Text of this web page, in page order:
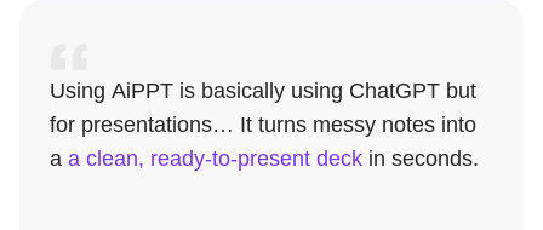
Using AiPPT is basically using ChatGPT but
for presentations… It turns messy notes into
a a clean, ready-to-present deck in seconds.